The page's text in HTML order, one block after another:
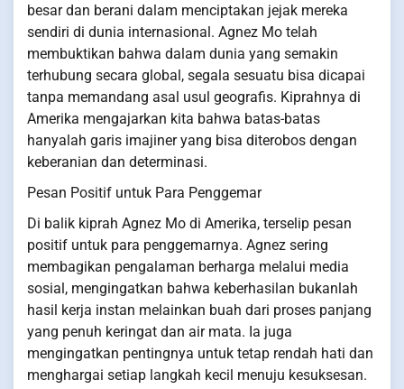
besar dan berani dalam menciptakan jejak mereka
sendiri di dunia internasional. Agnez Mo telah
membuktikan bahwa dalam dunia yang semakin
terhubung secara global, segala sesuatu bisa dicapai
tanpa memandang asal usul geografis. Kiprahnya di
Amerika mengajarkan kita bahwa batas-batas
hanyalah garis imajiner yang bisa diterobos dengan
keberanian dan determinasi.
Pesan Positif untuk Para Penggemar
Di balik kiprah Agnez Mo di Amerika, terselip pesan
positif untuk para penggemarnya. Agnez sering
membagikan pengalaman berharga melalui media
sosial, mengingatkan bahwa keberhasilan bukanlah
hasil kerja instan melainkan buah dari proses panjang
yang penuh keringat dan air mata. Ia juga
mengingatkan pentingnya untuk tetap rendah hati dan
menghargai setiap langkah kecil menuju kesuksesan.